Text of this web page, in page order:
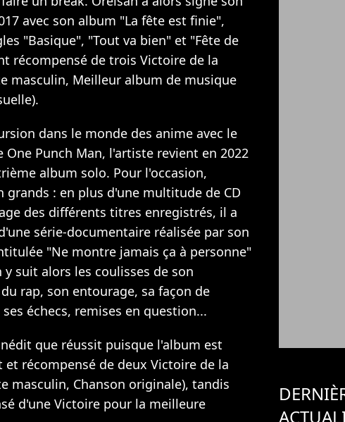
avec son album "La fête est finie",
"Basique", "Tout va bien" et "Fête de
récompensé de trois Victoire de la
masculin, Meilleur album de musique
dans le monde des anime avec le
Punch Man, l'artiste revient en 2022
album solo. Pour l'occasion,
grands : en plus d'une multitude de CD
des différents titres enregistrés, il a
série-documentaire réalisée par son
"Ne montre jamais ça à personne"
y suit alors les coulisses de son
rap, son entourage, sa façon de
échecs, remises en question...
que réussit puisque l'album est
récompensé de deux Victoire de la
masculin, Chanson originale), tandis
d'une Victoire pour la meilleure